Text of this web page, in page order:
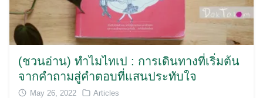
(ชวนอ่าน) ทำไมไทเป : การเดินทางที่เริ่มต้น
จากคำถามสู่คำตอบที่แสนประทับใจ
May 26, 2022 Articles